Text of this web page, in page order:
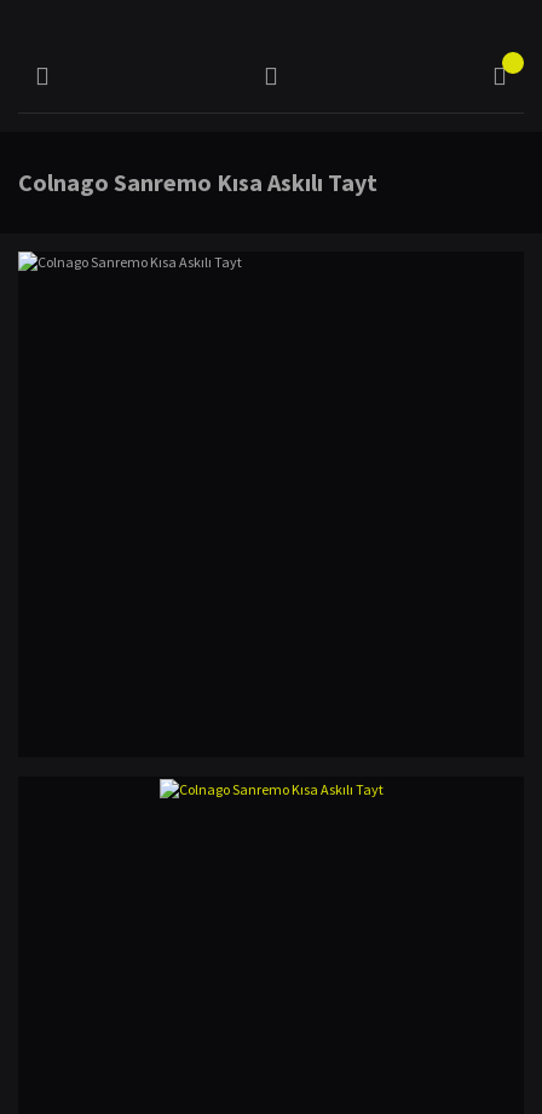
Colnago Sanremo Kısa Askılı Tayt